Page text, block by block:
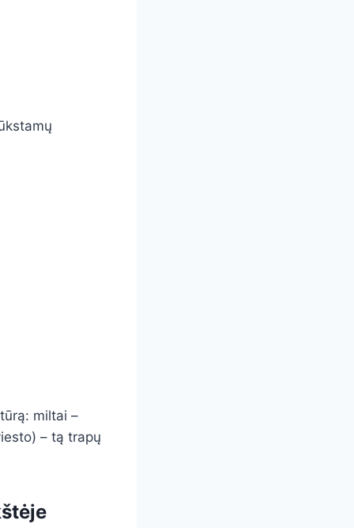
miltai –
– tą trapų